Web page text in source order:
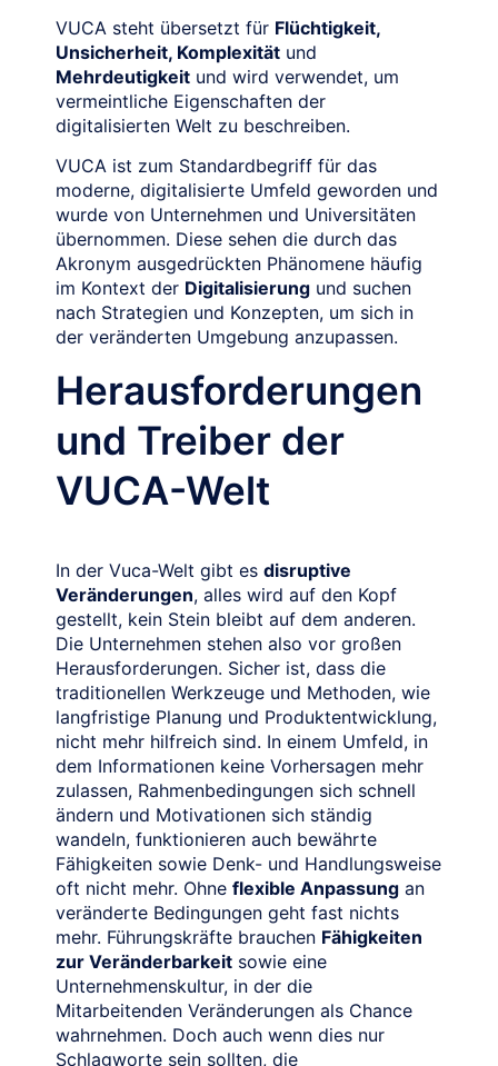
VUCA steht übersetzt für Flüchtigkeit,
Unsicherheit, Komplexität und
Mehrdeutigkeit und wird verwendet, um
vermeintliche Eigenschaften der
digitalisierten Welt zu beschreiben.
VUCA ist zum Standardbegriff für das
moderne, digitalisierte Umfeld geworden und
wurde von Unternehmen und Universitäten
übernommen. Diese sehen die durch das
Akronym ausgedrückten Phänomene häufig
im Kontext der Digitalisierung und suchen
nach Strategien und Konzepten, um sich in
der veränderten Umgebung anzupassen.
Herausforderungen
und Treiber der
VUCA-Welt
In der Vuca-Welt gibt es disruptive
Veränderungen, alles wird auf den Kopf
gestellt, kein Stein bleibt auf dem anderen.
Die Unternehmen stehen also vor großen
Herausforderungen. Sicher ist, dass die
traditionellen Werkzeuge und Methoden, wie
langfristige Planung und Produktentwicklung,
nicht mehr hilfreich sind. In einem Umfeld, in
dem Informationen keine Vorhersagen mehr
zulassen, Rahmenbedingungen sich schnell
ändern und Motivationen sich ständig
wandeln, funktionieren auch bewährte
Fähigkeiten sowie Denk- und Handlungsweise
oft nicht mehr. Ohne flexible Anpassung an
veränderte Bedingungen geht fast nichts
mehr. Führungskräfte brauchen Fähigkeiten
zur Veränderbarkeit sowie eine
Unternehmenskultur, in der die
Mitarbeitenden Veränderungen als Chance
wahrnehmen. Doch auch wenn dies nur
Schlagworte sein sollten, die